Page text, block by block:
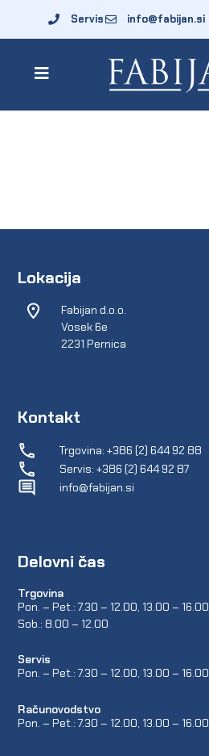
Servis info@fabijan.si
Lokacija
Fabijan d.o.o.
Vosek 6e
2231 Pernica
Kontakt
Trgovina: +386 (2) 644 92 88
Servis: +386 (2) 644 92 87
info@fabijan.si
Delovni čas
Trgovina
Pon. – Pet.: 7.30 – 12.00, 13.00 – 16.00
Sob.: 8.00 – 12.00
Servis
Pon. – Pet.: 7.30 – 12.00, 13.00 – 16.00
Računovodstvo
Pon. – Pet.: 7.30 – 12.00, 13.00 – 16.00